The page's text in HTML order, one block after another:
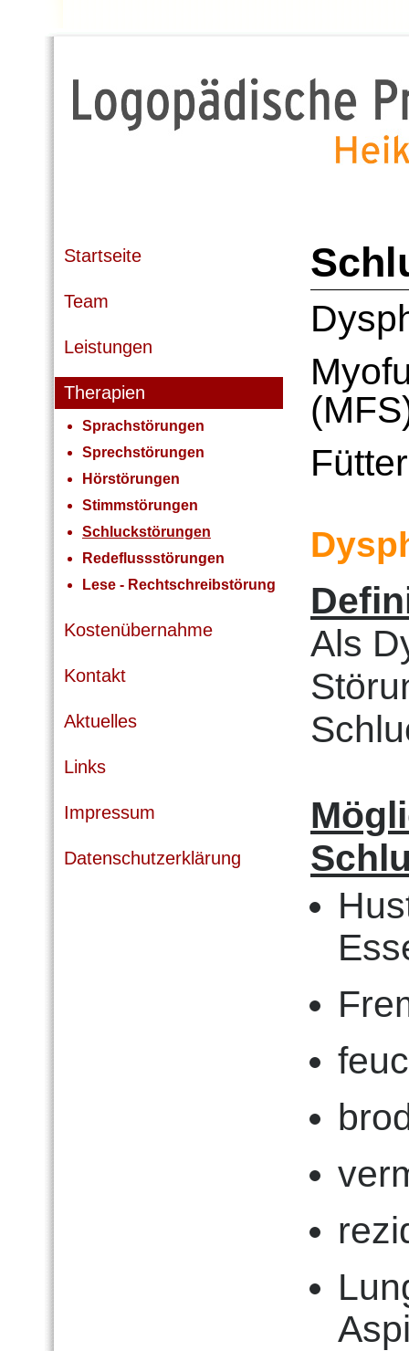
Startseite
Team
Leistungen
Therapien
Sprachstörungen
Sprechstörungen
Hörstörungen
Stimmstörungen
Schluckstörungen
Redeflussstörungen
Lese - Rechtschreibstörung
Kostenübernahme
Kontakt
Aktuelles
Links
Impressum
Datenschutzerklärung
Als